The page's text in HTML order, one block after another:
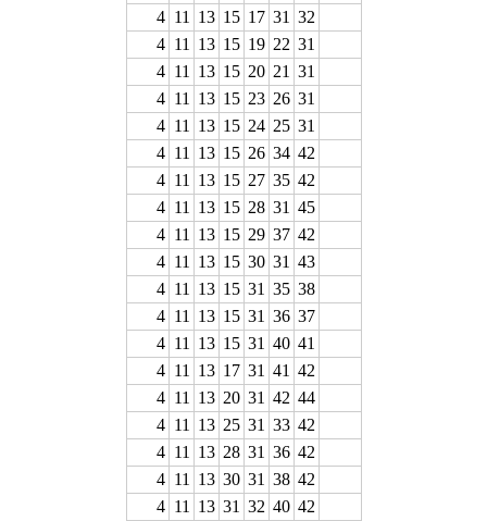
4 11 13 15 17 31 32
4 11 13 15 19 22 31
4 11 13 15 20 21 31
4 11 13 15 23 26 31
4 11 13 15 24 25 31
4 11 13 15 26 34 42
4 11 13 15 27 35 42
4 11 13 15 28 31 45
4 11 13 15 29 37 42
4 11 13 15 30 31 43
4 11 13 15 31 35 38
4 11 13 15 31 36 37
4 11 13 15 31 40 41
4 11 13 17 31 41 42
4 11 13 20 31 42 44
4 11 13 25 31 33 42
4 11 13 28 31 36 42
4 11 13 30 31 38 42
4 11 13 31 32 40 42